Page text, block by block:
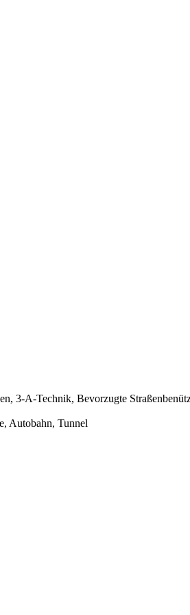
3-A-Technik, Bevorzugte
Autobahn, Tunnel